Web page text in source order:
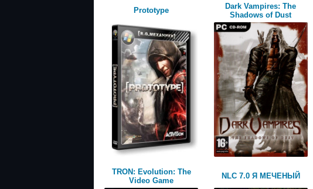
Prototype
Dark Vampires: The
Shadows of Dust
TRON: Evoluti​on: The
Video Game
NLC 7.0 Я МЕЧЕНЫЙ